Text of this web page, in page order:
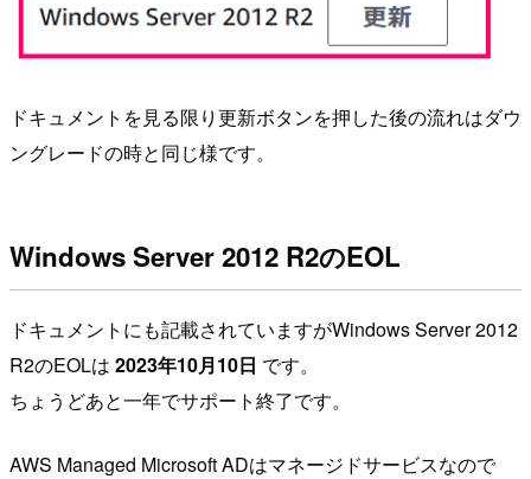
ドキュメントを見る限り更新ボタンを押した後の流れはダウ
ングレードの時と同じ様です。
Windows Server 2012 R2のEOL
ドキュメントにも記載されていますがWindows Server 2012
R2のEOLは 2023年10月10日 です。
ちょうどあと一年でサポート終了です。
AWS Managed Microsoft ADはマネージドサービスなので